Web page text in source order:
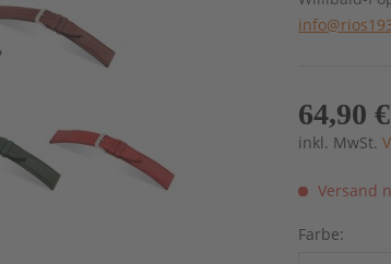
64,90
inkl. MwSt.
Versand
Farbe: